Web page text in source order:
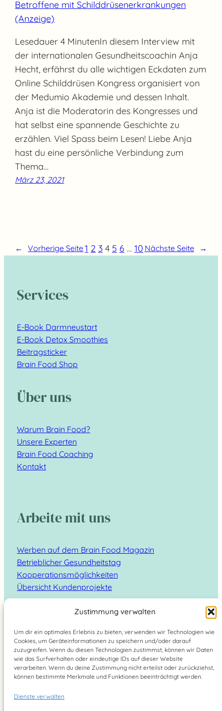
Zustimmung verwalten
Um dir ein optimales Erlebnis zu bieten, verwenden wir Technologien wie
Cookies, um Geräteinformationen zu speichern und/oder darauf
zuzugreifen. Wenn du diesen Technologien zustimmst, können wir Daten
wie das Surfverhalten oder eindeutige IDs auf dieser Website
verarbeiten. Wenn du deine Zustimmung nicht erteilst oder zurückziehst,
können bestimmte Merkmale und Funktionen beeinträchtigt werden.
Dienste verwalten
Lesedauer 4 MinutenIn diesem Interview mit
der internationalen Gesundheitscoachin Anja
Hecht, erfährst du alle wichtigen Eckdaten zum
Online Schilddrüsen Kongress organisiert von
der Medumio Akademie und dessen Inhalt.
Anja ist die Moderatorin des Kongresses und
hat selbst eine spannende Geschichte zu
erzählen. Viel Spass beim Lesen! Liebe Anja
hast du eine persönliche Verbindung zum
Thema…
März 23, 2021
← Vorherige Seite1 2 3 4 5 6 … 10 Nächste Seite →
Services
E-Book Darmneustart
E-Book Detox Smoothies
Beitragsticker
Brain Food Shop
Über uns
Warum Brain Food?
Unsere Experten
Brain Food Coaching
Kontakt
Arbeite mit uns
Werben auf dem Brain Food Magazin
Betrieblicher Gesundheitstag
Kooperationsmöglichkeiten
Übersicht Kundenprojekte
Suchen